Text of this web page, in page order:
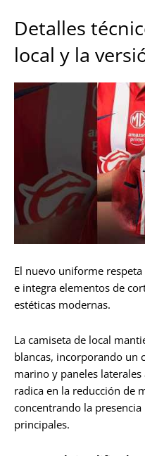
Detalles
local y la
El nuevo uniforme
e integra elementos de
estéticas modernas.
La camiseta de local
blancas, incorporando un
marino y paneles
radica en la reducción de
concentrando la
principales.